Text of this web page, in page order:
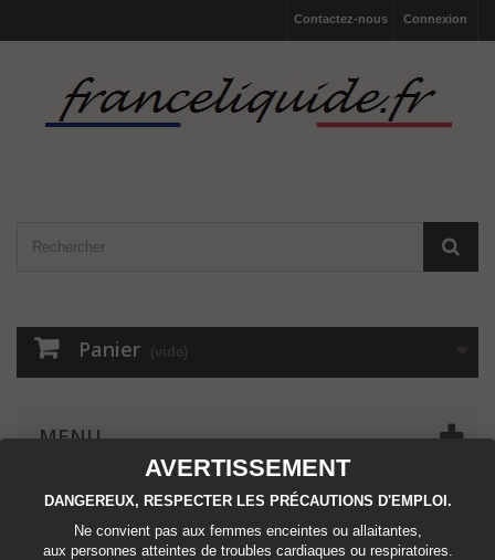
Connexion
Contactez-nous
Panier (vide)
MENU
AVERTISSEMENT
DANGEREUX, RESPECTER LES PRÉCAUTIONS D'EMPLOI.
Ne convient pas aux femmes enceintes ou allaitantes,
aux personnes atteintes de troubles cardiaques ou respiratoires.